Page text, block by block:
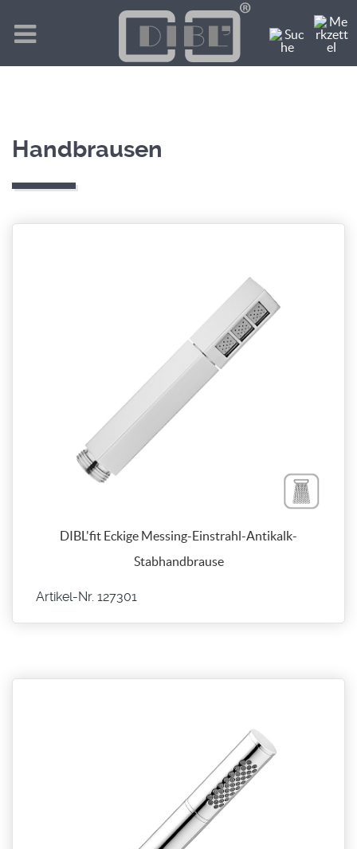
Handbrausen
DIBL'fit Eckige Messing-Einstrahl-Antikalk-
Stabhandbrause
Artikel-Nr. 127301